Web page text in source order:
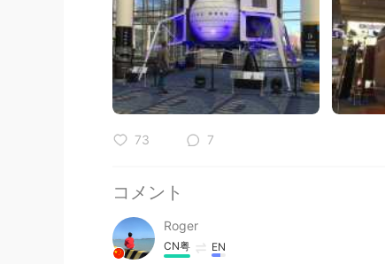
73 7
コメント
Roger
CN粤 EN